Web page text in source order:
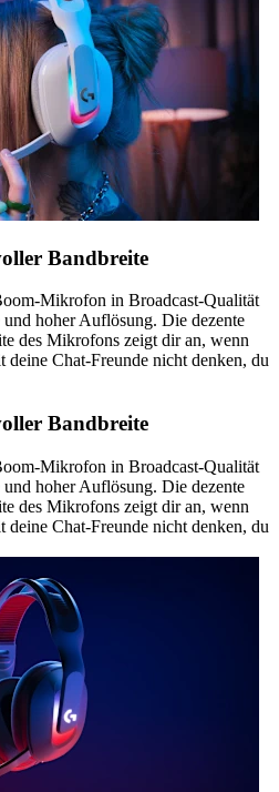
Bandbreite
Mikrofon in Broadcast-Qualität
hoher Auflösung. Die dezente
des Mikrofons zeigt dir an, wenn
deine Chat-Freunde nicht denken, du
Bandbreite
Mikrofon in Broadcast-Qualität
hoher Auflösung. Die dezente
des Mikrofons zeigt dir an, wenn
deine Chat-Freunde nicht denken, du